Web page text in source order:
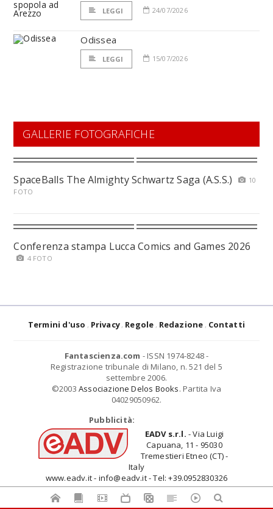
LEGGI 24/07/2026
Odissea
LEGGI 15/07/2026
GALLERIE FOTOGRAFICHE
SpaceBalls The Almighty Schwartz Saga (A.S.S.)
10
FOTO
Conferenza stampa Lucca Comics and Games 2026
4 FOTO
Termini d'uso Privacy Regole Redazione Contatti
Fantascienza.com - ISSN 1974-8248 -
Registrazione tribunale di Milano, n. 521 del 5
settembre 2006.
©2003 Associazione Delos Books. Partita Iva
04029050962.
Pubblicità:
EADV s.r.l. - Via Luigi
Capuana, 11 - 95030
Tremestieri Etneo (CT) -
Italy
www.eadv.it - info@eadv.it - Tel: +39.0952830326